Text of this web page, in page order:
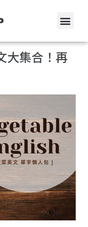
大集合！再